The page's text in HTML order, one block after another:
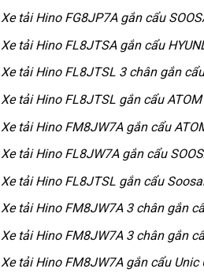
Xe tải Hino FG8JP7A gắn cẩu
Xe tải Hino FL8JTSA gắn cẩu
Xe tải Hino FL8JTSL 3 chân gắn
Xe tải Hino FL8JTSL gắn cẩu
Xe tải Hino FM8JW7A gắn cẩu
Xe tải Hino FL8JW7A gắn cẩu
Xe tải Hino FL8JTSL gắn cẩu
Xe tải Hino FM8JW7A 3 chân gắn
Xe tải Hino FM8JW7A 3 chân gắn
Xe tải Hino FM8JW7A gắn cẩu Unic